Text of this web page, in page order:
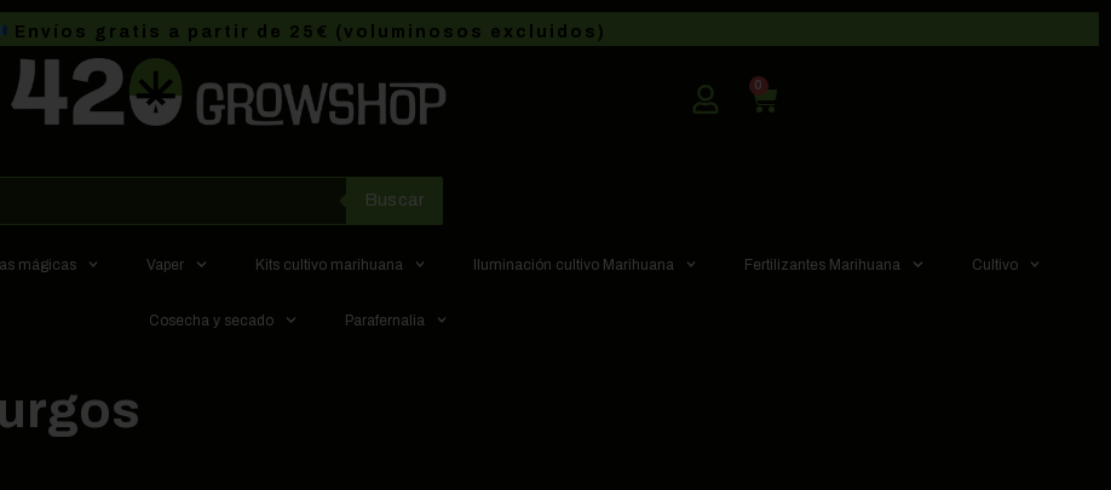
Envíos gratis a partir de 25€ (voluminosos excluidos)
0
Buscar
mágicas Vaper Kits cultivo marihuana Iluminación cultivo Marihuana Fertilizantes Marihuana Cultivo
Cosecha y secado Parafernalia